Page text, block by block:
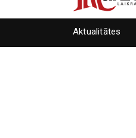
Aktualitātes